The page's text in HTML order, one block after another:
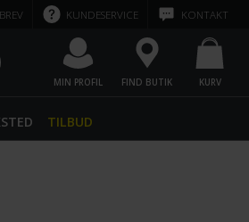
KUNDESERVICE KONTAKT
MIN PROFIL FIND BUTIK KURV
TILBUD